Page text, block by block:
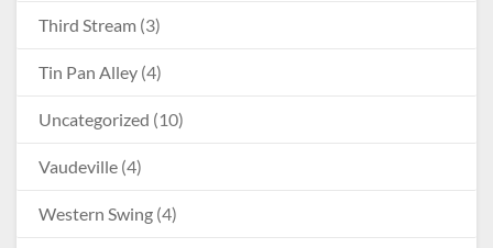
Third Stream (3)
Tin Pan Alley (4)
Uncategorized (10)
Vaudeville (4)
Western Swing (4)